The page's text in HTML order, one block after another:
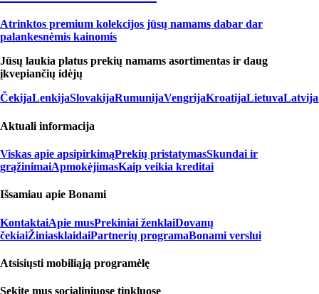
Atrinktos premium kolekcijos jūsų namams dabar dar
palankesnėmis kainomis
Jūsų laukia platus prekių namams asortimentas ir daug
įkvepiančių idėjų
ČekijaLenkijaSlovakijaRumunijaVengrijaKroatijaLietuvaLatvija
Aktuali informacija
Viskas apie apsipirkimąPrekių pristatymasSkundai ir
grąžinimaiApmokėjimasKaip veikia kreditai
Išsamiau apie Bonami
KontaktaiApie musPrekiniai ženklaiDovanų
čekiaiŽiniasklaidaiPartnerių programaBonami verslui
Atsisiųsti mobiliąją programėlę
Sekite mus socialiniuose tinkluose